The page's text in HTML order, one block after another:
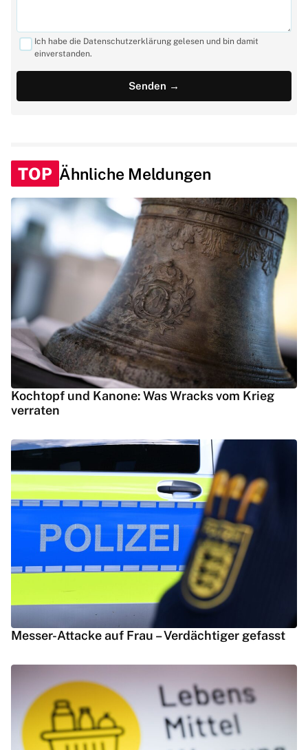
Ich habe die Datenschutzerklärung gelesen und bin damit
einverstanden.
TOP Ähnliche Meldungen
Kochtopf und Kanone: Was Wracks vom Krieg
verraten
Messer-Attacke auf Frau – Verdächtiger gefasst